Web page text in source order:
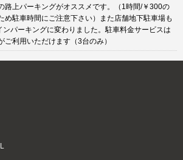
路上パーキングがオススメです。（1時間/￥300の
め駐車時間にご注意下さい）また店舗地下駐車場も
ンパーキングに変わりました。駐車料金サービスは
ご利用いただけます（3台のみ）